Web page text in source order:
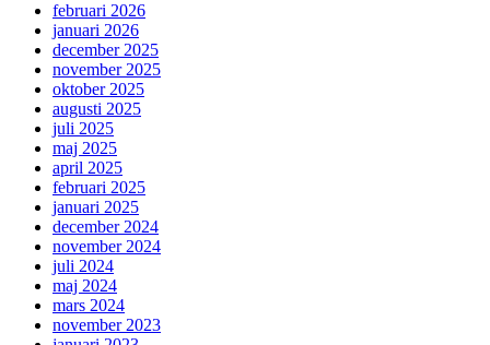
februari 2026
januari 2026
december 2025
november 2025
oktober 2025
augusti 2025
juli 2025
maj 2025
april 2025
februari 2025
januari 2025
december 2024
november 2024
juli 2024
maj 2024
mars 2024
november 2023